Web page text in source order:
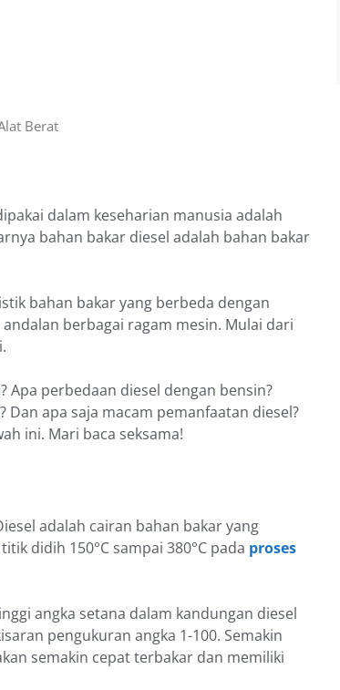
Berat
dalam keseharian manusia adalah
bahan bakar diesel adalah bahan bakar
bahan bakar yang berbeda dengan
berbagai ragam mesin. Mulai dari
perbedaan diesel dengan bensin?
Dan apa saja macam pemanfaatan diesel?
ini. Mari baca seksama!
adalah cairan bahan bakar yang
didih 150°C sampai 380°C pada proses
angka setana dalam kandungan diesel
pengukuran angka 1-100. Semakin
semakin cepat terbakar dan memiliki